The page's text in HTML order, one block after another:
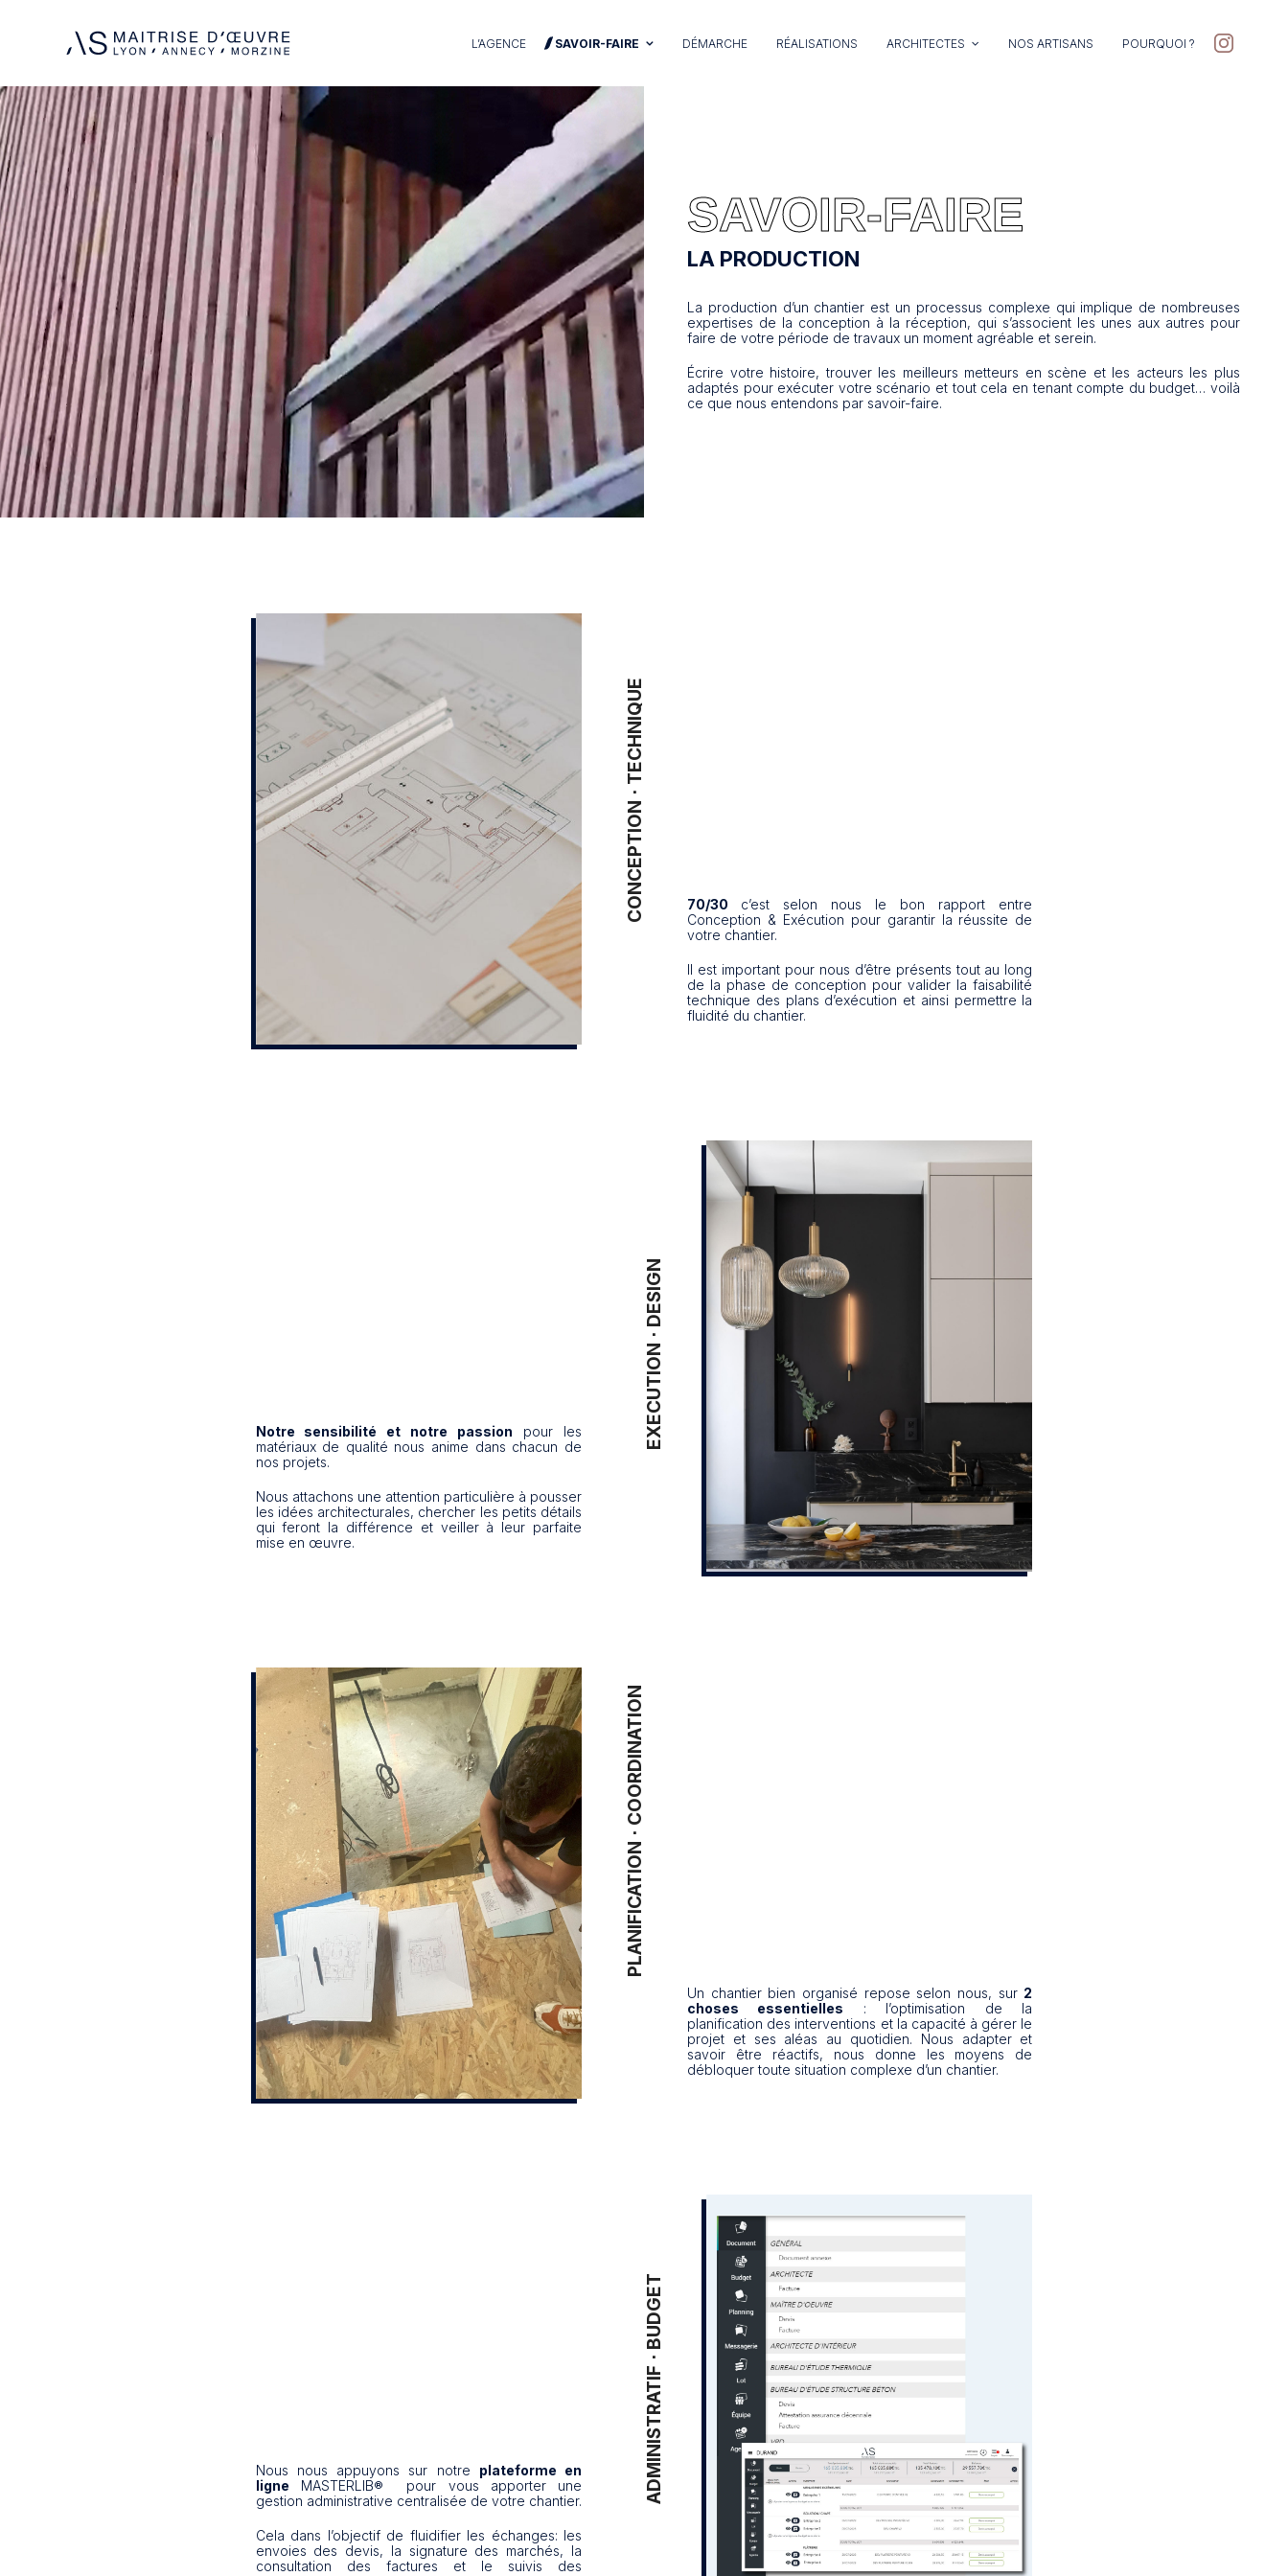
L’AGENCE SAVOIR-FAIRE DÉMARCHE RÉALISATIONS ARCHITECTES NOS ARTISANS POURQUOI ?
SAVOIR-FAIRE
LA PRODUCTION
La production d’un chantier est un processus complexe qui implique de nombreuses
expertises de la conception à la réception, qui s’associent les unes aux autres pour
faire de votre période de travaux un moment agréable et serein.
Écrire votre histoire, trouver les meilleurs metteurs en scène et les acteurs les plus
adaptés pour exécuter votre scénario et tout cela en tenant compte du budget… voilà
ce que nous entendons par savoir-faire.
70/30 c’est selon nous le bon rapport entre
Conception & Exécution pour garantir la réussite de
votre chantier.
Il est important pour nous d’être présents tout au long
de la phase de conception pour valider la faisabilité
technique des plans d’exécution et ainsi permettre la
fluidité du chantier.
CONCEPTION ⋅ TECHNIQUE
Notre sensibilité et notre passion pour les
matériaux de qualité nous anime dans chacun de
nos projets.
Nous attachons une attention particulière à pousser
les idées architecturales, chercher les petits détails
qui feront la différence et veiller à leur parfaite
mise en œuvre.
EXECUTION ⋅ DESIGN
Un chantier bien organisé repose selon nous, sur 2
choses essentielles : l’optimisation de la
planification des interventions et la capacité à gérer le
projet et ses aléas au quotidien. Nous adapter et
savoir être réactifs, nous donne les moyens de
débloquer toute situation complexe d’un chantier.
PLANIFICATION ⋅ COORDINATION
Nous nous appuyons sur notre plateforme en
ligne MASTERLIB® pour vous apporter une
gestion administrative centralisée de votre chantier.
Cela dans l’objectif de fluidifier les échanges: les
envoies des devis, la signature des marchés, la
consultation des factures et le suivis des
ADMINISTRATIF ⋅ BUDGET